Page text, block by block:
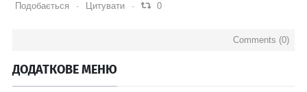
Подобається Цитувати 0
Comments (0)
ДОДАТКОВЕ МЕНЮ